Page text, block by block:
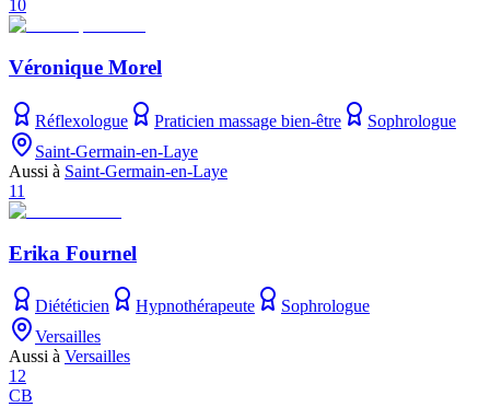
10
Véronique Morel
Réflexologue Praticien massage bien-être
Sophrologue
Saint-Germain-en-Laye
Aussi à Saint-Germain-en-Laye
11
Erika Fournel
Diététicien Hypnothérapeute
Sophrologue
Versailles
Aussi à Versailles
12
CB